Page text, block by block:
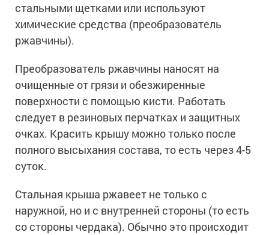
стальными щетками или используют
химические средства (преобразователь
ржавчины).
Преобразователь ржавчины наносят на
очищенные от грязи и обезжиренные
поверхности с помощью кисти. Работать
следует в резиновых перчатках и защитных
очках. Красить крышу можно только после
полного высыхания состава, то есть через 4-5
суток.
Стальная крыша ржавеет не только с
наружной, но и с внутренней стороны (то есть
со стороны чердака). Обычно это происходит